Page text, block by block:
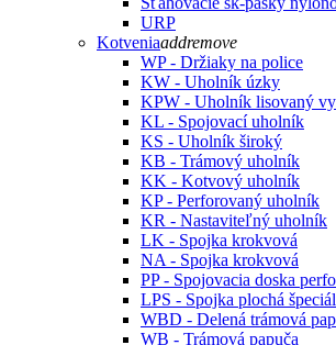
URP
Kotveniaaddremove
WP - Držiaky na police
KW - Uholník úzky
KPW - Uholník lisovaný
KL - Spojovací uholník
KS - Uholník široký
KB - Trámový uholník
KK - Kotvový uholník
KP - Perforovaný uholník
KR - Nastaviteľný uholník
LK - Spojka krokvová
NA - Spojka krokvová
PP - Spojovacia doska
LPS - Spojka plochá
WBD - Delená trámová
WB - Trámová papuča